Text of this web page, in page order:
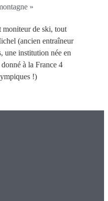
»
moniteur de ski, tout
(ancien entraîneur
une institution née en
à la France 4
!)